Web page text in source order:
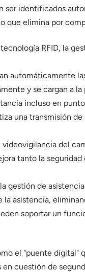
identificados
que elimina por
RFID, la
automáticamente
y se cargan a
incluso en
una transmisión
del
tanto la
gestión de
asistencia,
soportar un
el "puente
cuestión de